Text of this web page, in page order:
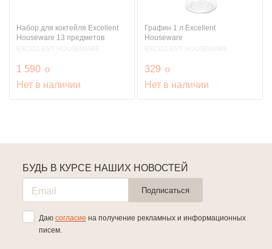
Набор для коктейля Excellent
Houseware 13 предметов
EXCELLENT HOUSEWARE
1 590 руб.
o
Нет в наличии
Графин 1 л Excellent
Houseware
EXCELLENT HOUSEWARE
329 руб.
o
Нет в наличии
БУДЬ В КУРСЕ НАШИХ НОВОСТЕЙ
Подписаться
Даю согласие на получение рекламных и информационных
писем.